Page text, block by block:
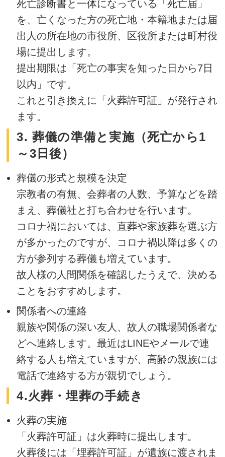
死亡診断書と一体になっている「死亡届」
を、亡くなった方の死亡地・本籍地または届
出人の所在地の市役所、区役所または町村役
場に提出します。
提出期限は「死亡の事実を知った日から7日
以内」です。
これと引き換えに「火葬許可証」が発行され
ます。
3. 葬儀の準備と実施（死亡から1
～3日後）
葬儀の形式と規模を決定
宗教者の有無、会葬者の人数、予算などを踏
まえ、葬儀社と打ち合わせを行います。
コロナ禍においては、直葬や家族葬を選ぶ方
が多かったのですが、コロナ禍以降は多くの
方が参列する葬儀も増えています。
故人様の人間関係を確認したうえで、決める
ことをおすすめします。
関係者への連絡
親族や関係の深い友人、故人の職場関係者な
どへ連絡します。最近はLINEやメールで連
絡する人も増えていますが、高齢の親族には
電話で連絡する方が親切でしょう。
4.火葬・埋葬の手続き
火葬の実施
「火葬許可証」は火葬時に提出します。
火葬後には「埋葬許可証」が遺族に渡されま